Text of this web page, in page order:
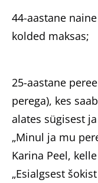
44-aastane
kolded maksas;
25-aastane
perega), kes
alates sügisest
„Minul ja mu
Karina Peel,
„Esialgsest